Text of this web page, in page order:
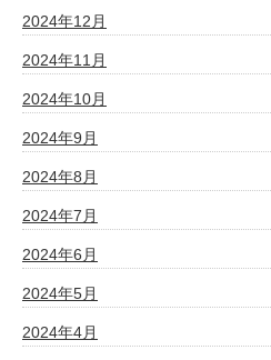
2024年12月
2024年11月
2024年10月
2024年9月
2024年8月
2024年7月
2024年6月
2024年5月
2024年4月